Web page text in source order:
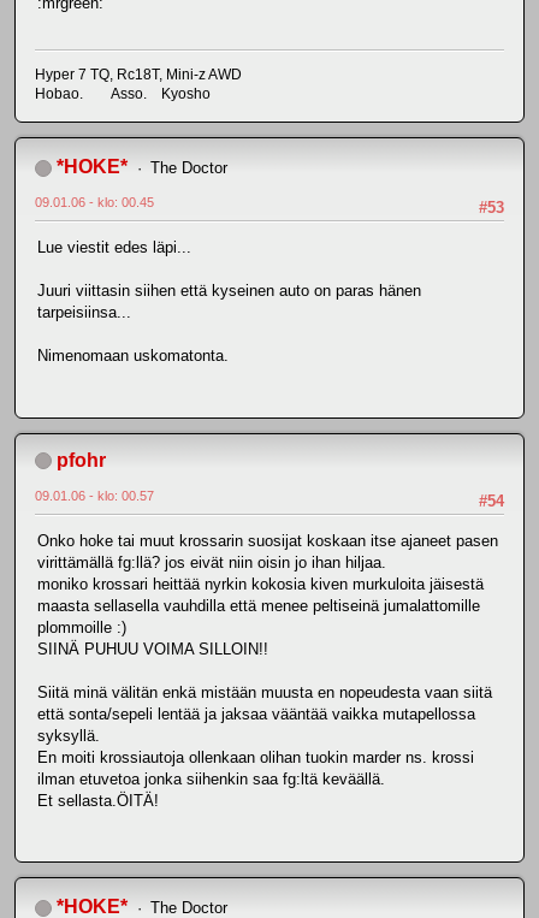
Hyper 7 TQ, Rc18T, Mini-z AWD
Hobao. Asso. Kyosho
*HOKE* The Doctor
#53
09.01.06 - klo: 00.45
Lue viestit edes läpi...
Juuri viittasin siihen että kyseinen auto on paras hänen
tarpeisiinsa...
Nimenomaan uskomatonta.
pfohr
#54
09.01.06 - klo: 00.57
Onko hoke tai muut krossarin suosijat koskaan itse ajaneet pasen
virittämällä fg:llä? jos eivät niin oisin jo ihan hiljaa.
moniko krossari heittää nyrkin kokosia kiven murkuloita jäisestä
maasta sellasella vauhdilla että menee peltiseinä jumalattomille
plommoille :)
SIINÄ PUHUU VOIMA SILLOIN!!
Siitä minä välitän enkä mistään muusta en nopeudesta vaan siitä
että sonta/sepeli lentää ja jaksaa vääntää vaikka mutapellossa
syksyllä.
En moiti krossiautoja ollenkaan olihan tuokin marder ns. krossi
ilman etuvetoa jonka siihenkin saa fg:ltä keväällä.
Et sellasta.ÖITÄ!
*HOKE* The Doctor